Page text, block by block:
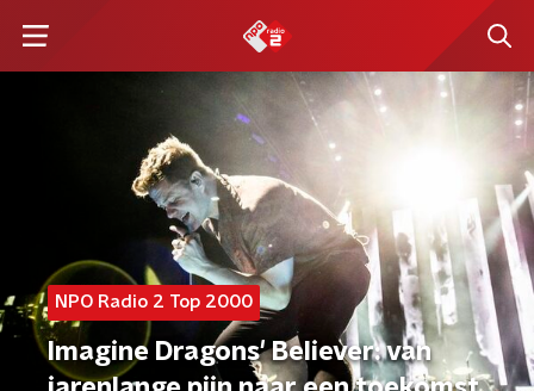
NPO Radio 2 Top 2000
Imagine Dragons' Believer: van